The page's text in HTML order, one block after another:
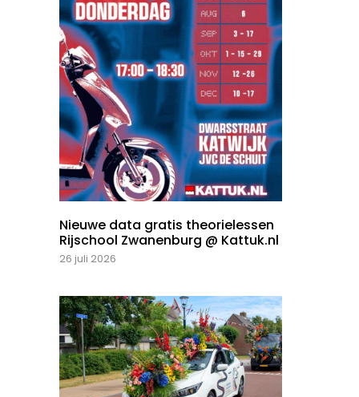
Nieuwe data gratis theorielessen
Rijschool Zwanenburg @ Kattuk.nl
26 juli 2026